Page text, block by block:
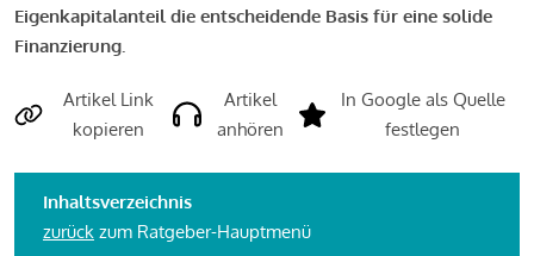
Eigenkapitalanteil die entscheidende Basis für eine solide
Finanzierung.
Artikel Link
kopieren
Artikel
anhören
In Google als Quelle
festlegen
Inhaltsverzeichnis
zurück zum Ratgeber-Hauptmenü